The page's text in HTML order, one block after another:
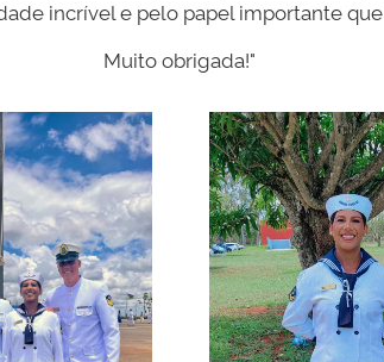
incrível e pelo papel importante
Muito obrigada!"